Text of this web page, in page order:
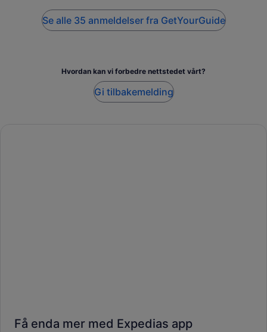
Se alle 35 anmeldelser fra GetYourGuide
Hvordan kan vi forbedre nettstedet vårt?
Gi tilbakemelding
Få enda mer med Expedias app